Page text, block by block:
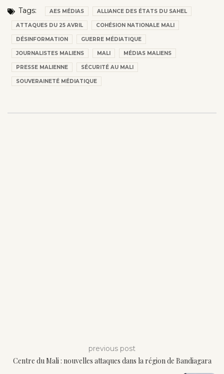
Tags: AES MÉDIAS ALLIANCE DES ÉTATS DU SAHEL
ATTAQUES DU 25 AVRIL COHÉSION NATIONALE MALI
DÉSINFORMATION GUERRE MÉDIATIQUE
JOURNALISTES MALIENS MALI MÉDIAS MALIENS
PRESSE MALIENNE SÉCURITÉ AU MALI
SOUVERAINETÉ MÉDIATIQUE
previous post
Centre du Mali : nouvelles attaques dans la région de Bandiagara